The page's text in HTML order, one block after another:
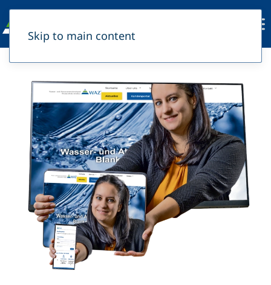
Skip to main content